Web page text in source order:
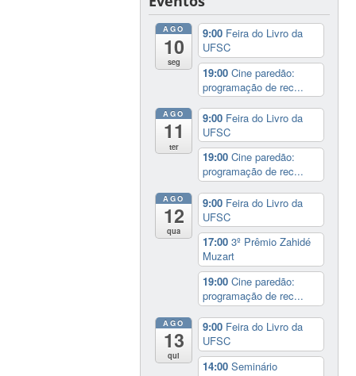
AGO
10
seg
9:00 Feira do Livro da
UFSC
19:00Cine paredão:
programação de rec...
AGO
11
ter
9:00 Feira do Livro da
UFSC
19:00Cine paredão:
programação de rec...
AGO
12
qua
9:00 Feira do Livro da
UFSC
17:003º Prêmio Zahidé
Muzart
19:00Cine paredão:
programação de rec...
AGO
13
qui
9:00 Feira do Livro da
UFSC
14:00Seminário